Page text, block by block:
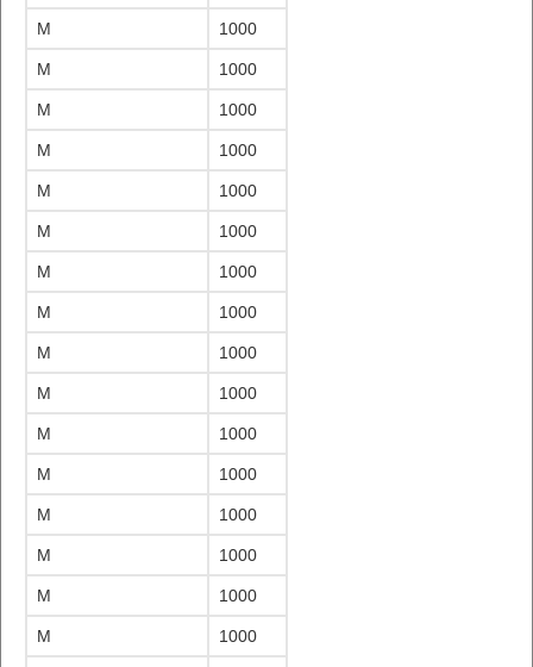
M 1000
M 1000
M 1000
M 1000
M 1000
M 1000
M 1000
M 1000
M 1000
M 1000
M 1000
M 1000
M 1000
M 1000
M 1000
M 1000